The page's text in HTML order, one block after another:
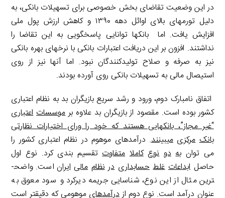
در این وضعیت تقاضای بخش خصوصی برای تسهیلات بانکی، به
دلیل تورم­های بالای اوائل دهه ۱۳۹۰ و کاهش ارزش پول ملی
افزایش یافت. اما بانک­ها توانایی پاسخگویی به این تقاضا را
نداشتند. افزون بر این دریافت اعتبارات بانکی با نرخ­های بهره بانکی
نیز به صرفه و صلاح تولیدکنندگان نبود. اما آنها نیز از روی
استیصال مالی به تسهیلات بانکی روی آورده بودند.
اتفاق نامبارک دوم، ورود و رشد سریع بازیگران بد به نظام اعتباری
کشور بوده است. مقصود از بازیگران بد علاوه بر موسسات اعتباری
“غیر مجاز”، بانک­هایی هستند که خود را ورای اختیارات نظارتی
بانک مرکزی می­بینند. درآمدهای موهوم در نظام اعتباری کشور را
می توان به دو نوع کاملا متفاوتتقسیم بندی کرد. نوع اول
حاصل ابداعات غلط حسابداری در نظام مالی ایراناست. واضح­
ترین مثال از این نوع، شناسایی جریمه دیرکرد و سود معوق به
عنوان درآمد است. نوع دوم ازدرآمدهای موهومی که دقیق­تر است